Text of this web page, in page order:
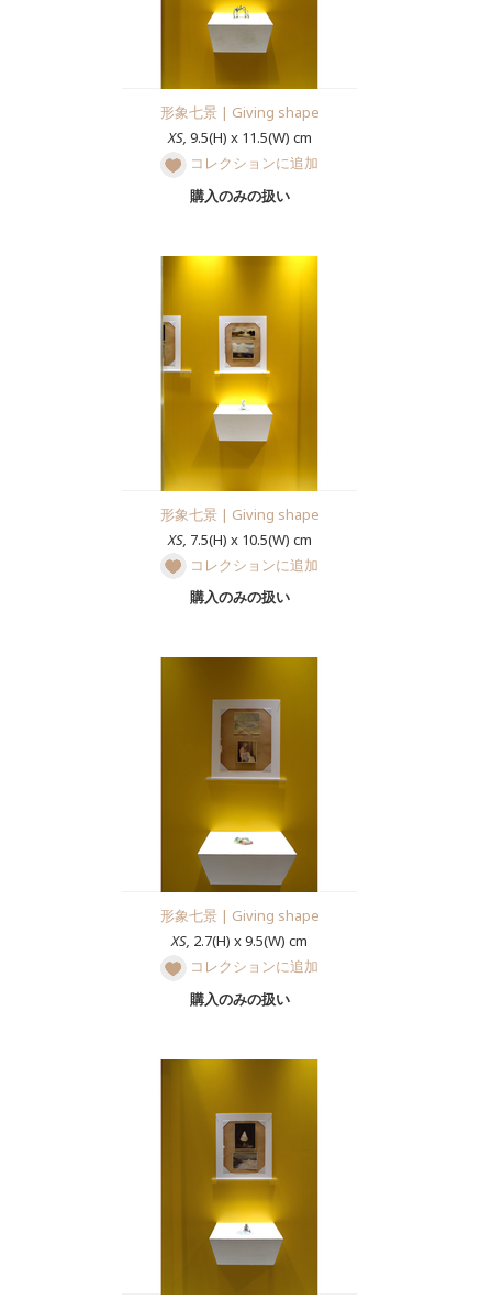
形象七景 | Giving shape
XS, 9.5(H) x 11.5(W) cm
コレクションに追加
購入のみの扱い
形象七景 | Giving shape
XS, 7.5(H) x 10.5(W) cm
コレクションに追加
購入のみの扱い
形象七景 | Giving shape
XS, 2.7(H) x 9.5(W) cm
コレクションに追加
購入のみの扱い